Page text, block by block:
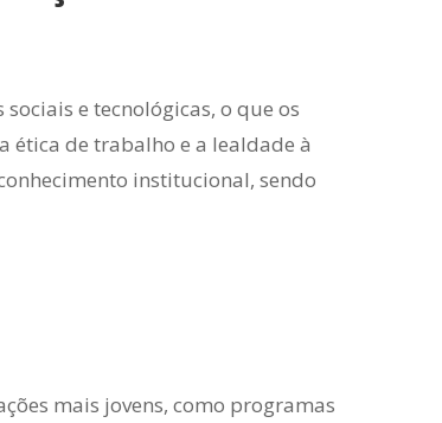
e tecnológicas, o que os
ética de trabalho e a lealdade à
institucional, sendo
mais jovens, como programas